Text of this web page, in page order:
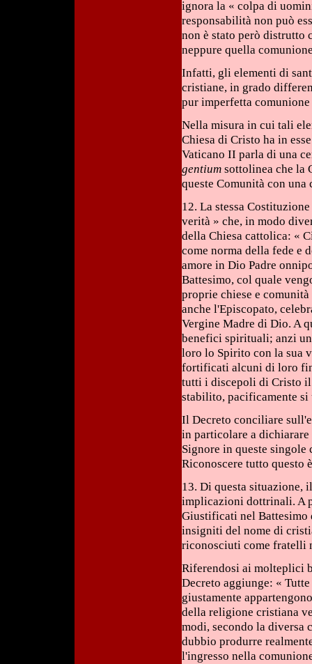
ignora la « colpa di
responsabilità non può
non è stato però distrutto
neppure quella
Infatti, gli elementi di
cristiane, in grado
pur imperfetta
Nella misura in cui tali
Chiesa di Cristo ha in
Vaticano II parla di una
gentium sottolinea che la
queste Comunità con
12. La stessa
verità » che, in modo
della Chiesa cattolica: «
come norma della fede e
amore in Dio Padre
Battesimo, col quale
proprie chiese e
anche l'Episcopato,
Vergine Madre di Dio. A
benefici spirituali; anzi
loro lo Spirito con la sua
fortificati alcuni di loro
tutti i discepoli di Cristo
stabilito, pacificamente si
Il Decreto conciliare
in particolare a
Signore in queste singole
Riconoscere tutto questo
13. Di questa situazione,
implicazioni dottrinali. A
Giustificati nel Battesimo
insigniti del nome di
riconosciuti come fratelli
Riferendosi ai molteplici
Decreto aggiunge: «
giustamente
della religione cristiana
modi, secondo la diversa
dubbio produrre
l'ingresso nella